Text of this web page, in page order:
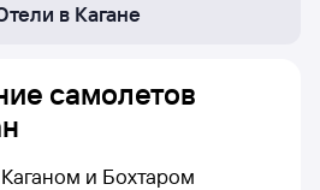
в Кагане
самолетов
и Бохтаром